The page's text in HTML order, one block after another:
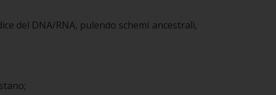
del DNA/RNA, pulendo schemi ancestrali,